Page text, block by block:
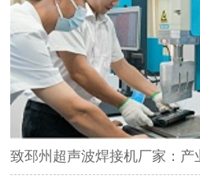
致邳州超声波焊接机厂家：产业集聚催生新机遇